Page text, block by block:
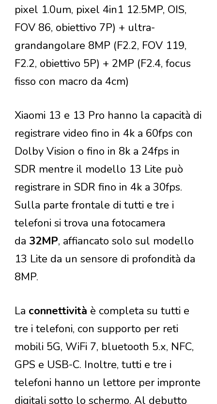
pixel 1.0um, pixel 4in1 12.5MP, OIS,
FOV 86, obiettivo 7P) + ultra-
grandangolare 8MP (F2.2, FOV 119,
F2.2, obiettivo 5P) + 2MP (F2.4, focus
fisso con macro da 4cm)
Xiaomi 13 e 13 Pro hanno la capacità di
registrare video fino in 4k a 60fps con
Dolby Vision o fino in 8k a 24fps in
SDR mentre il modello 13 Lite può
registrare in SDR fino in 4k a 30fps.
Sulla parte frontale di tutti e tre i
telefoni si trova una fotocamera
da 32MP, affiancato solo sul modello
13 Lite da un sensore di profondità da
8MP.
La connettività è completa su tutti e
tre i telefoni, con supporto per reti
mobili 5G, WiFi 7, bluetooth 5.x, NFC,
GPS e USB-C. Inoltre, tutti e tre i
telefoni hanno un lettore per impronte
digitali sotto lo schermo. Al debutto